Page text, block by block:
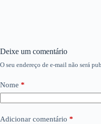
Deixe um comentário
O seu endereço de e-mail não será
Nome *
Adicionar comentário *